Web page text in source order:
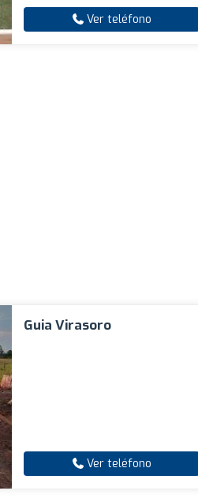
Ver teléfono
Guia Virasoro
Ver teléfono